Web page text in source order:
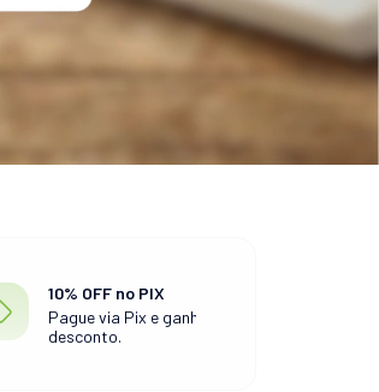
10% OFF no PIX
Pague via Pix e ganhe 10% de
desconto.